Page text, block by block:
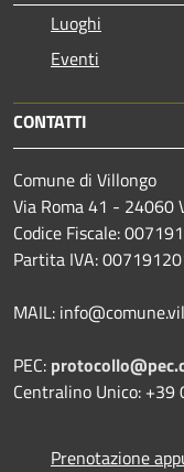
Luoghi
Eventi
CONTATTI
Comune di Villongo
Via Roma 41 - 24060
Codice Fiscale:
Partita IVA:
MAIL:
PEC:
Centralino Unico:
Prenotazione